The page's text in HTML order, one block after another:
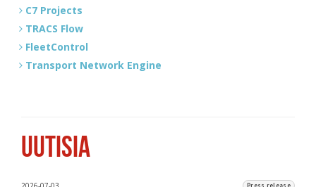
C7 Projects
TRACS Flow
FleetControl
Transport Network Engine
UUTISIA
Press release